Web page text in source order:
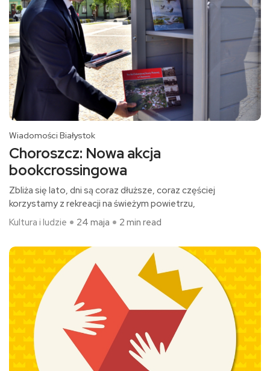
Wiadomości Białystok
Choroszcz: Nowa akcja
bookcrossingowa
Zbliża się lato, dni są coraz dłuższe, coraz częściej
korzystamy z rekreacji na świeżym powietrzu,
Kultura i ludzie
24 maja 2 min read